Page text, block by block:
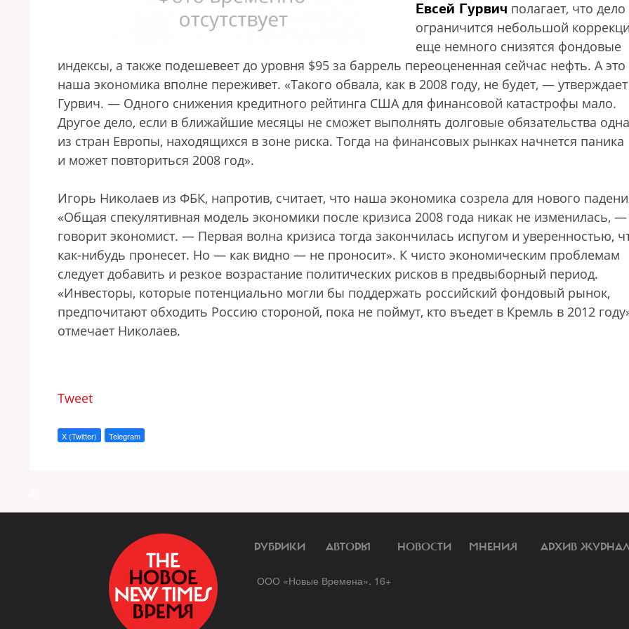
Евсей Гурвич полагает, что дело
ограничится небольшой
еще немного снизятся фондовые
индексы, а также подешевеет до уровня $95 за баррель переоцененная сейчас нефть. А это
наша экономика вполне переживет. «Такого обвала, как в 2008 году, не будет, — утверждает
Гурвич. — Одного снижения кредитного рейтинга США для финансовой катастрофы мало.
Другое дело, если в ближайшие месяцы не сможет выполнять долговые обязательства одна
из стран Европы, находящихся в зоне риска. Тогда на финансовых рынках начнется паника
и может повториться 2008 год».
Игорь Николаев из ФБК, напротив, считает, что наша экономика созрела для нового
«Общая спекулятивная модель экономики после кризиса 2008 года никак не изменилась, —
говорит экономист. — Первая волна кризиса тогда закончилась испугом и уверенностью,
как-нибудь пронесет. Но — как видно — не проносит». К чисто экономическим проблемам
следует добавить и резкое возрастание политических рисков в предвыборный период.
«Инвесторы, которые потенциально могли бы поддержать российский фондовый рынок,
предпочитают обходить Россию стороной, пока не поймут, кто въедет в Кремль в 2012
отмечает Николаев.
Tweet
X (Twitter) Telegram
РУБРИКИ АВТОРЫ НОВОСТИ МНЕНИЯ АРХИВ
ООО «Новые Времена». 16+